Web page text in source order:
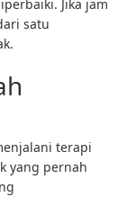
Jika jam
satu
terapi
yang pernah